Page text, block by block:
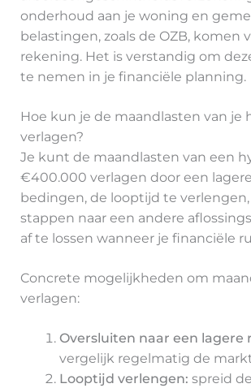
onderhoud aan je woning en
belastingen, zoals de OZB, komen
rekening. Het is verstandig om
te nemen in je financiële planning.
Hoe kun je de maandlasten van je
verlagen?
Je kunt de maandlasten van een
€400.000 verlagen door een
bedingen, de looptijd te
stappen naar een andere
af te lossen wanneer je financiële
Concrete mogelijkheden om
verlagen:
Oversluiten naar een lagere
vergelijk regelmatig de
Looptijd verlengen: spreid